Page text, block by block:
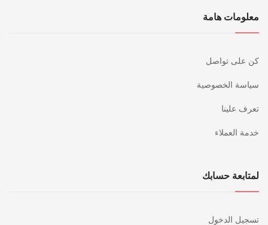
معلومات هامة
كن على تواصل
سياسة الخصوصية
تعرف علينا
خدمة العملاء
لمتابعة حسابك
تسجيل الدخول